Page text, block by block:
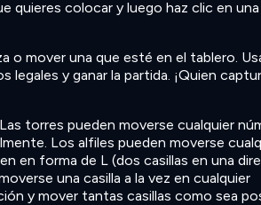
quieres colocar y luego haz clic en
o mover una que esté en el tablero.
legales y ganar la partida. ¡Quien
torres pueden moverse cualquier
Los alfiles pueden moverse
en forma de L (dos casillas en una
una casilla a la vez en cualquier
y mover tantas casillas como sea